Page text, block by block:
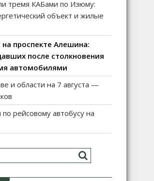
тремя КАБами по Изюму:
объект и жилые
проспекте Алешина:
после столкновения
автомобилями
и области на 7 августа —
по рейсовому автобусу на